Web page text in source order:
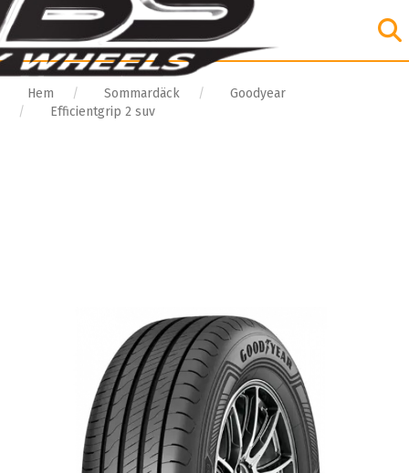
Hem Sommardäck
Goodyear
Efficientgrip 2 suv